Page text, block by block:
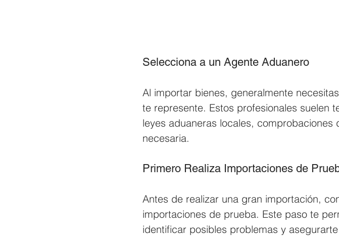
Selecciona a un Agente Aduanero
Al importar bienes, generalmente
te represente. Estos profesionales suelen
leyes aduaneras locales, comprobaciones
necesaria.
Primero Realiza Importaciones de
Antes de realizar una gran importación,
importaciones de prueba. Este paso te
identificar posibles problemas y